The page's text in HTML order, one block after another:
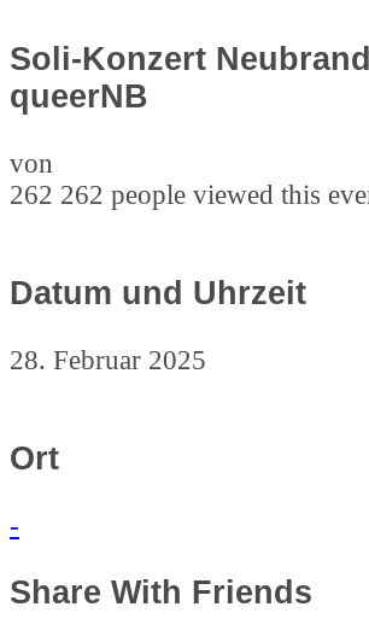
Soli-Konzert
queerNB
von
262 262 people viewed this
Datum und Uhrzeit
28. Februar 2025
Ort
-
Share With Friends